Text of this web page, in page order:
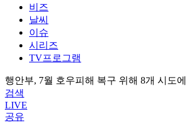
비즈
날씨
이슈
시리즈
TV프로그램
행안부, 7월 호우피해 복구 위해 8개 시도에
검색
LIVE
공유